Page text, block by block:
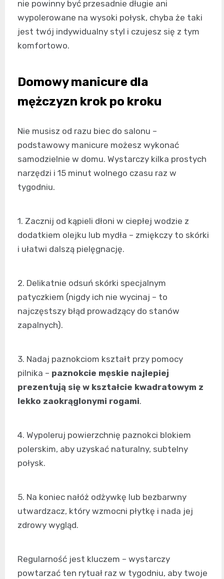
nie powinny być przesadnie długie ani
wypolerowane na wysoki połysk, chyba że taki
jest twój indywidualny styl i czujesz się z tym
komfortowo.
Domowy manicure dla
mężczyzn krok po kroku
Nie musisz od razu biec do salonu –
podstawowy manicure możesz wykonać
samodzielnie w domu. Wystarczy kilka prostych
narzędzi i 15 minut wolnego czasu raz w
tygodniu.
1. Zacznij od kąpieli dłoni w ciepłej wodzie z
dodatkiem olejku lub mydła – zmiękczy to skórki
i ułatwi dalszą pielęgnację.
2. Delikatnie odsuń skórki specjalnym
patyczkiem (nigdy ich nie wycinaj – to
najczęstszy błąd prowadzący do stanów
zapalnych).
3. Nadaj paznokciom kształt przy pomocy
pilnika – paznokcie męskie najlepiej
prezentują się w kształcie kwadratowym z
lekko zaokrąglonymi rogami.
4. Wypoleruj powierzchnię paznokci blokiem
polerskim, aby uzyskać naturalny, subtelny
połysk.
5. Na koniec nałóż odżywkę lub bezbarwny
utwardzacz, który wzmocni płytkę i nada jej
zdrowy wygląd.
Regularność jest kluczem – wystarczy
powtarzać ten rytuał raz w tygodniu, aby twoje